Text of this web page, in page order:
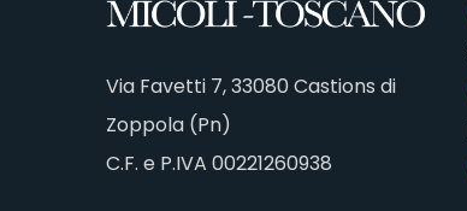
Via Favetti 7, 33080 Castions di
Zoppola (Pn)
C.F. e P.IVA 00221260938